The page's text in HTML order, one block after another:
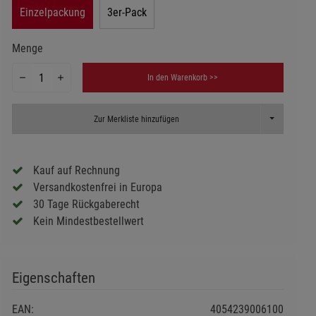
Einzelpackung 3er-Pack
Menge
In den Warenkorb >>
Zur Merkliste hinzufügen Toggle
Kauf auf Rechnung
Versandkostenfrei in Europa
30 Tage Rückgaberecht
Kein Mindestbestellwert
Eigenschaften
EAN: 4054239006100